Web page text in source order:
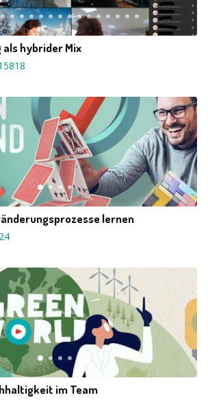
hybrider Mix
lernen
im Team